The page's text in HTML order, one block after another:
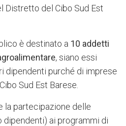
Distretto del Cibo Sud Est
è destinato a 10 addetti
, siano essi
dipendenti purché di imprese
Sud Est Barese.
la partecipazione delle
dipendenti) ai programmi di